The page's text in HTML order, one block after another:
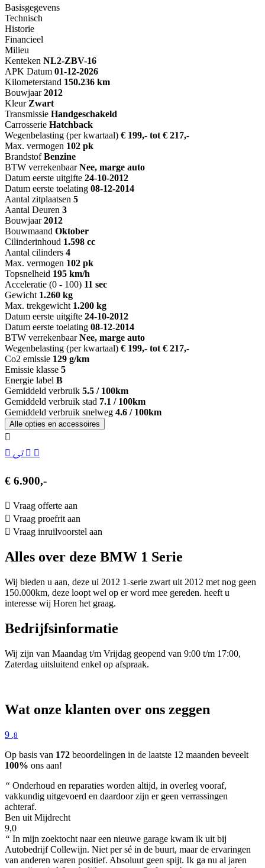
Basisgegevens
Technisch
Historie
Financieel
Milieu
Kenteken NL2-ZBV-16
APK Datum 01-12-2026
Kilometerstand 150.236 km
Bouwjaar 2012
Kleur Zwart
Transmissie Handgeschakeld
Carrosserie Hatchback
Wegenbelasting (per kwartaal) € 199,- tot € 217,-
Max. vermogen 102 pk
Brandstof Benzine
BTW verrekenbaar Nee, marge auto
Datum eerste uitgifte 24-10-2012
Datum eerste toelating 08-12-2014
Aantal zitplaatsen 5
Aantal Deuren 3
Bouwjaar 2012
Bouwmaand Oktober
Cilinderinhoud 1.598 cc
Aantal cilinders 4
Max. vermogen 102 pk
Topsnelheid 195 km/h
Acceleratie (0 - 100) 11 sec
Gewicht 1.260 kg
Max. trekgewicht 1.200 kg
Datum eerste uitgifte 24-10-2012
Datum eerste toelating 08-12-2014
BTW verrekenbaar Nee, marge auto
Wegenbelasting (per kwartaal) € 199,- tot € 217,-
Co2 emissie 129 g/km
Emissie klasse 5
Energie label B
Gemiddeld verbruik 5.5 / 100km
Gemiddeld verbruik stad 7.1 / 100km
Gemiddeld verbruik snelweg 4.6 / 100km
Alle opties en accessoires
€ 6.900,-
Vraag offerte aan
Vraag proefrit aan
Vraag inruilvoorstel aan
Alles over deze BMW 1 Serie
Wij bieden u aan, deze ui 2012 1-serie zwart uit 2012 met nog geen
150.000km, deze loopt wel op er word mee gereden. heeft u
interesse wij Horen het graag.
Bedrijfsinformatie
Wij zijn van Maandag t/m Vrijdag geopend van 9:00 t/m 17:00,
Zaterdag uitsluitend enkel op afspraak.
Wat onze klanten over ons zeggen
9 ,8
Op basis van 172 beoordelingen in de laatste 12 maanden beveelt
100% ons aan!
“ Onderhoud en reparaties worden altijd, in overleg vooraf,
vakkundig uitgevoerd en daardoor zijn er geen verrassingen
achteraf.
Ben uit Mijdrecht
9,0
“ In mijn zoektocht naar een nieuwe garage kwam ik uit bij
Autobedrijf Collewijn. Niet per sé in de buurt, maar de ervaringen
van anderen waren positief. Absoluut geen spijt. Ik ga nu al jaren